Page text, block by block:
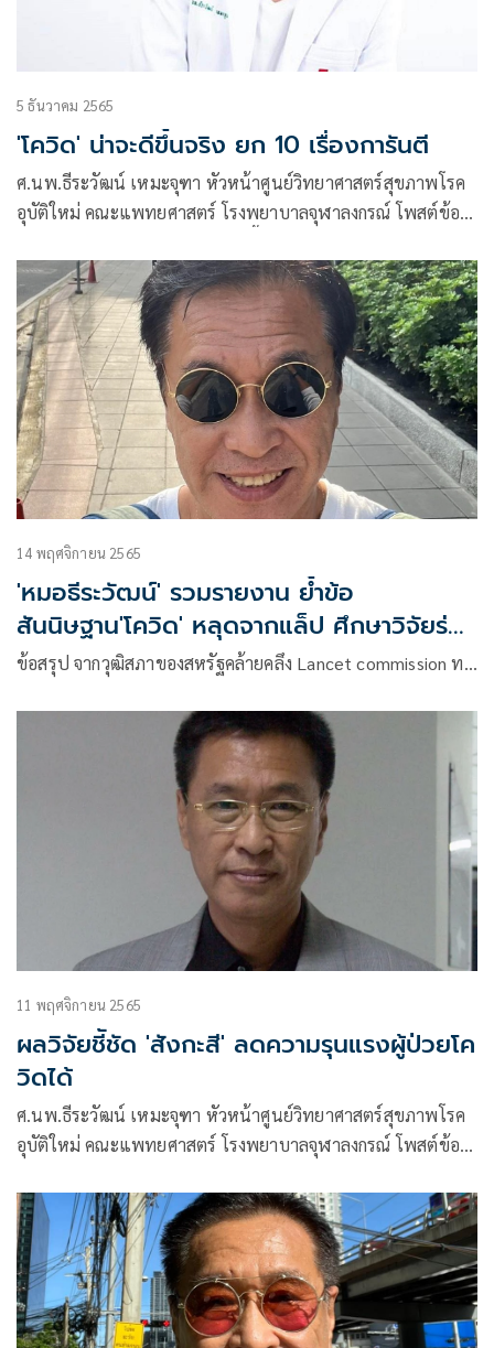
5 ธันวาคม 2565
'โควิด' น่าจะดีขึ้นจริง ยก 10 เรื่องการันตี
ศ.นพ.ธีระวัฒน์ เหมะจุฑา หัวหน้าศูนย์วิทยาศาสตร์สุขภาพโรค
อุบัติใหม่ คณะแพทยศาสตร์ โรงพยาบาลจุฬาลงกรณ์ โพสต์ข้อ
14 พฤศจิกายน 2565
'หมอธีระวัฒน์' รวมรายงาน ย้ำข้อ
สันนิษฐาน'โควิด' หลุดจากแล็ป ศึกษาวิจัยร่วม
ของสหรัฐและสถาบันไวรัส อู่ฮั่น
ข้อสรุป จากวุฒิสภาของสหรัฐคล้ายคลึง Lancet commission ท…
11 พฤศจิกายน 2565
ผลวิจัยชีัชัด 'สังกะสี' ลดความรุนแรงผู้ป่วยโค
วิดได้
ศ.นพ.ธีระวัฒน์ เหมะจุฑา หัวหน้าศูนย์วิทยาศาสตร์สุขภาพโรค
อุบัติใหม่ คณะแพทยศาสตร์ โรงพยาบาลจุฬาลงกรณ์ โพสต์ข้อ
รายงานสถานการณ์โควิด